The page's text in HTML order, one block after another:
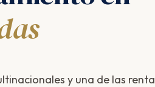
y una de las